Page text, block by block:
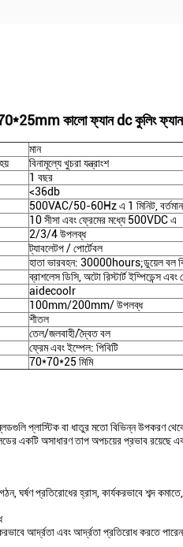
কালো ফ্যান dc কুলিং ফ্যান
মান
বিনামূল্যে খুচরা যন্ত্রাংশ
1 বছর
<36db
500VAC/50-60Hz এ 1 মিনিট,
10 সীসা এবং ফ্রেমের মধ্যে 500VDC এ
2/3/4 উপলব্ধ
ট্যাবলেটপ / পোর্টেবল
হাতা ভারবহন: 30000hours;ডুয়েল বল
ব্রাশলেস ডিসি, অটো রিস্টার্ট ইম্পিডেন্স এবং
aidecoolr
100mm/200mm/ উপলব্ধ
শীতল
তেল/জলবাহী/দ্বৈত বল
ফ্রেম এবং ইম্পেল: পিবিটি
70*70*25 মিমি
প্লাস্টিক বা ধাতুর মতো বিভিন্ন উপকরণ
একটি অসাধারণ তাপ অপচয়ের প্রভাব রয়েছে
ঘর্ষণ প্রতিরোধের হ্রাস, কার্যকরভাবে শব্দ
আর্দ্রতা এবং আর্দ্রতা প্রতিরোধ করতে